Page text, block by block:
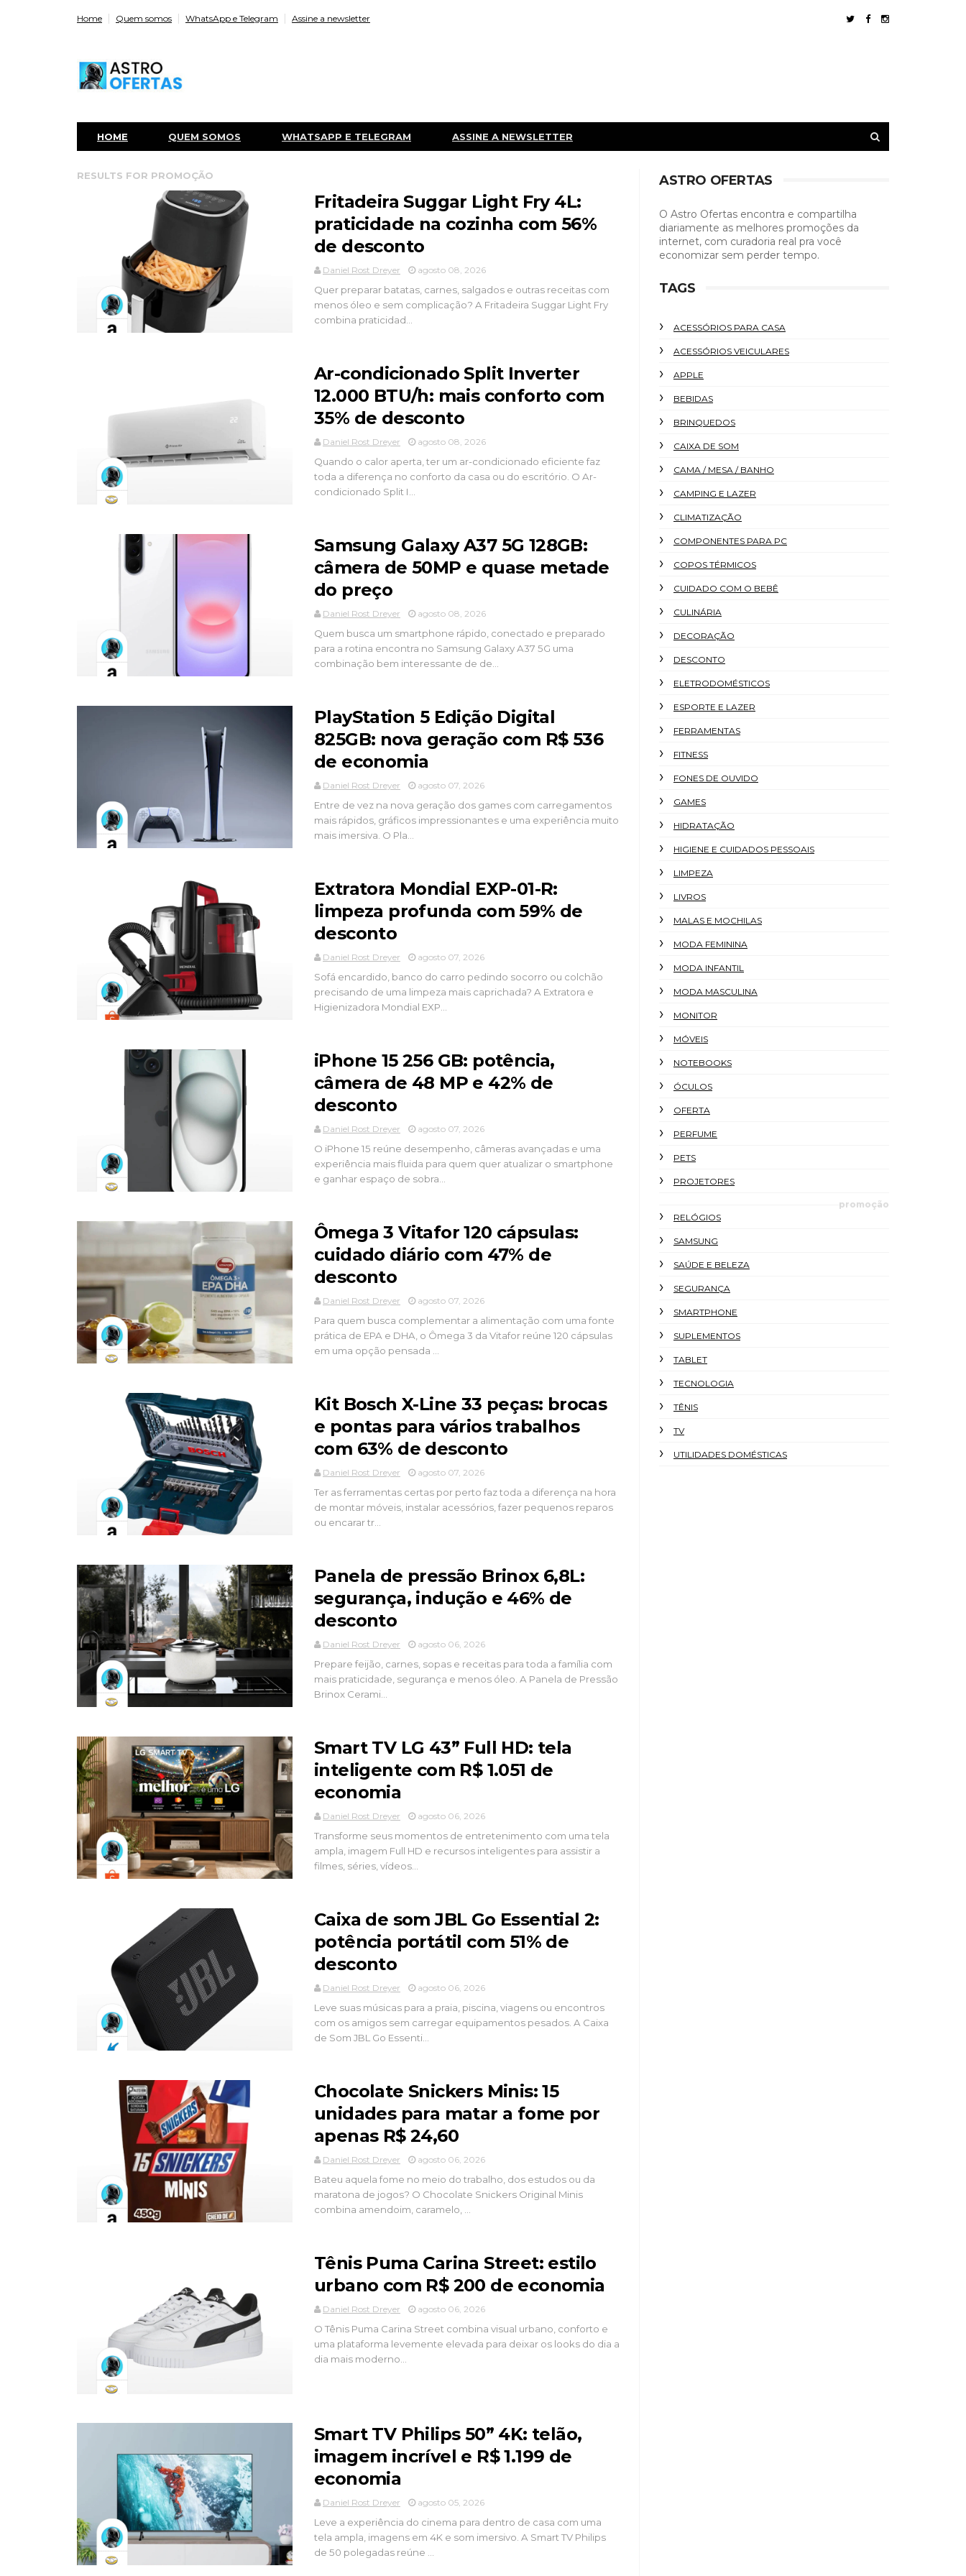
Home Quem somos WhatsApp e Telegram Assine a newsletter
HOME QUEM SOMOS WHATSAPP E TELEGRAM ASSINE A NEWSLETTER
RESULTS FOR PROMOÇÃO
Fritadeira Suggar Light Fry 4L:
praticidade na cozinha com 56%
de desconto
Daniel Rost Dreyer agosto 08, 2026
Quer preparar batatas, carnes, salgados e outras receitas com
menos óleo e sem complicação? A Fritadeira Suggar Light Fry
combina praticidad...
Ar-condicionado Split Inverter
12.000 BTU/h: mais conforto com
35% de desconto
Daniel Rost Dreyer agosto 08, 2026
Quando o calor aperta, ter um ar-condicionado eficiente faz
toda a diferença no conforto da casa ou do escritório. O Ar-
condicionado Split I...
Samsung Galaxy A37 5G 128GB:
câmera de 50MP e quase metade
do preço
Daniel Rost Dreyer agosto 08, 2026
Quem busca um smartphone rápido, conectado e preparado
para a rotina encontra no Samsung Galaxy A37 5G uma
combinação bem interessante de de...
PlayStation 5 Edição Digital
825GB: nova geração com R$ 536
de economia
Daniel Rost Dreyer agosto 07, 2026
Entre de vez na nova geração dos games com carregamentos
mais rápidos, gráficos impressionantes e uma experiência muito
mais imersiva. O Pla...
Extratora Mondial EXP-01-R:
limpeza profunda com 59% de
desconto
Daniel Rost Dreyer agosto 07, 2026
Sofá encardido, banco do carro pedindo socorro ou colchão
precisando de uma limpeza mais caprichada? A Extratora e
Higienizadora Mondial EXP...
iPhone 15 256 GB: potência,
câmera de 48 MP e 42% de
desconto
Daniel Rost Dreyer agosto 07, 2026
O iPhone 15 reúne desempenho, câmeras avançadas e uma
experiência mais fluida para quem quer atualizar o smartphone
e ganhar espaço de sobra...
Ômega 3 Vitafor 120 cápsulas:
cuidado diário com 47% de
desconto
Daniel Rost Dreyer agosto 07, 2026
Para quem busca complementar a alimentação com uma fonte
prática de EPA e DHA, o Ômega 3 da Vitafor reúne 120 cápsulas
em uma opção pensada ...
Kit Bosch X-Line 33 peças: brocas
e pontas para vários trabalhos
com 63% de desconto
Daniel Rost Dreyer agosto 07, 2026
Ter as ferramentas certas por perto faz toda a diferença na hora
de montar móveis, instalar acessórios, fazer pequenos reparos
ou encarar tr...
Panela de pressão Brinox 6,8L:
segurança, indução e 46% de
desconto
Daniel Rost Dreyer agosto 06, 2026
Prepare feijão, carnes, sopas e receitas para toda a família com
mais praticidade, segurança e menos óleo. A Panela de Pressão
Brinox Cerami...
Smart TV LG 43” Full HD: tela
inteligente com R$ 1.051 de
economia
Daniel Rost Dreyer agosto 06, 2026
Transforme seus momentos de entretenimento com uma tela
ampla, imagem Full HD e recursos inteligentes para assistir a
filmes, séries, vídeos...
Caixa de som JBL Go Essential 2:
potência portátil com 51% de
desconto
Daniel Rost Dreyer agosto 06, 2026
Leve suas músicas para a praia, piscina, viagens ou encontros
com os amigos sem carregar equipamentos pesados. A Caixa
de Som JBL Go Essenti...
Chocolate Snickers Minis: 15
unidades para matar a fome por
apenas R$ 24,60
Daniel Rost Dreyer agosto 06, 2026
Bateu aquela fome no meio do trabalho, dos estudos ou da
maratona de jogos? O Chocolate Snickers Original Minis
combina amendoim, caramelo, ...
Tênis Puma Carina Street: estilo
urbano com R$ 200 de economia
Daniel Rost Dreyer agosto 06, 2026
O Tênis Puma Carina Street combina visual urbano, conforto e
uma plataforma levemente elevada para deixar os looks do dia a
dia mais moderno...
Smart TV Philips 50” 4K: telão,
imagem incrível e R$ 1.199 de
economia
Daniel Rost Dreyer agosto 05, 2026
Leve a experiência do cinema para dentro de casa com uma
tela ampla, imagens em 4K e som imersivo. A Smart TV Philips
de 50 polegadas reúne ...
ASTRO OFERTAS
O Astro Ofertas encontra e compartilha
diariamente as melhores promoções da
internet, com curadoria real pra você
economizar sem perder tempo.
TAGS
ACESSÓRIOS PARA CASA
ACESSÓRIOS VEICULARES
APPLE
BEBIDAS
BRINQUEDOS
CAIXA DE SOM
CAMA / MESA / BANHO
CAMPING E LAZER
CLIMATIZAÇÃO
COMPONENTES PARA PC
COPOS TÉRMICOS
CUIDADO COM O BEBÊ
CULINÁRIA
DECORAÇÃO
DESCONTO
ELETRODOMÉSTICOS
ESPORTE E LAZER
FERRAMENTAS
FITNESS
FONES DE OUVIDO
GAMES
HIDRATAÇÃO
HIGIENE E CUIDADOS PESSOAIS
LIMPEZA
LIVROS
MALAS E MOCHILAS
MODA FEMININA
MODA INFANTIL
MODA MASCULINA
MONITOR
MÓVEIS
NOTEBOOKS
ÓCULOS
OFERTA
PERFUME
PETS
PROJETORES
promoção
RELÓGIOS
SAMSUNG
SAÚDE E BELEZA
SEGURANÇA
SMARTPHONE
SUPLEMENTOS
TABLET
TECNOLOGIA
TÊNIS
TV
UTILIDADES DOMÉSTICAS